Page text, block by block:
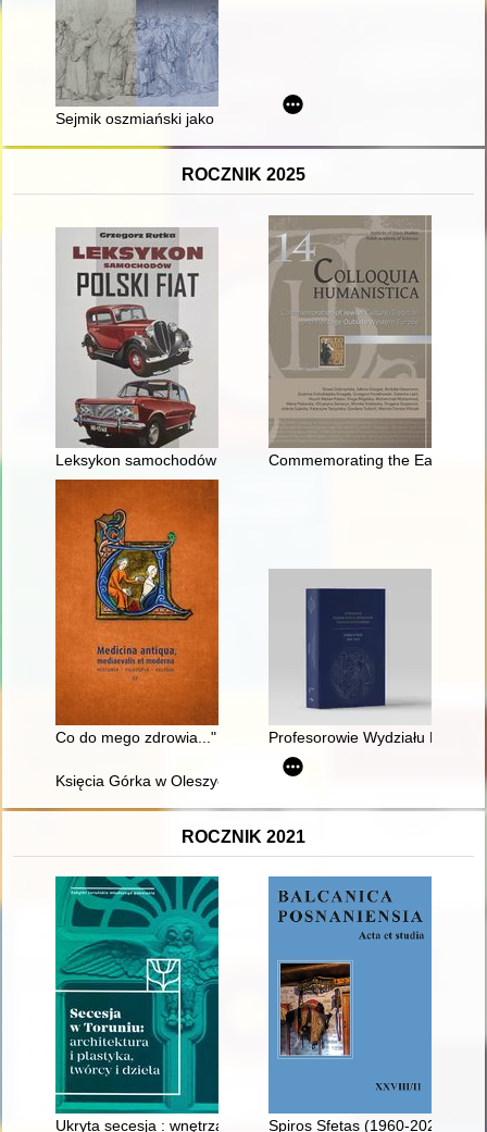
Sejmik oszmiański jako forum walki politycznej w drugiej
ROCZNIK 2025
Leksykon samochodów : Polski FiatCommemorating the Eastern
Co do mego zdrowia..." : wyjazdy do uzdrowisk rodziny
Profesorowie Wydziału Prawa
Księcia Górka w Oleszycach : pałac i ludzie
ROCZNIK 2021
Ukryta secesja : wnętrza toruńskich kamienic
Spiros Sfetas (1960-2021)